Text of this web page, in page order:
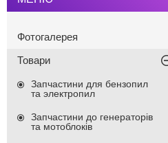
Фотогалерея
Товари
Запчастини для бензопил
та электропил
Запчастини до генераторів
та мотоблоків